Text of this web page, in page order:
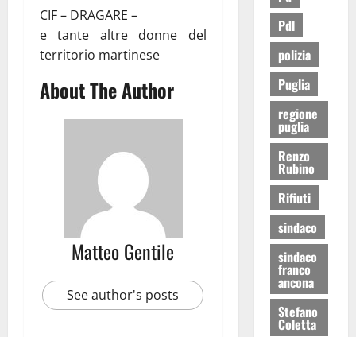
CIF – DRAGARE –
e tante altre donne del
territorio martinese
About The Author
Matteo Gentile
See author's posts
Pdl
polizia
Puglia
regione
puglia
Renzo
Rubino
Rifiuti
sindaco
sindaco
franco
ancona
Stefano
Coletta